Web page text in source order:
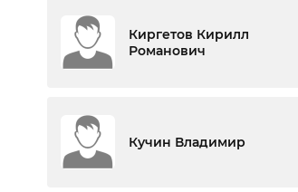
Киргетов Кирилл
Романович
Кучин Владимир